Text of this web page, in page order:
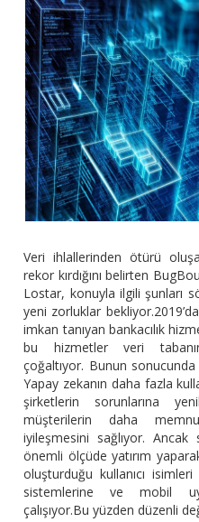
Veri ihlallerinden ötürü
rekor kırdığını belirten
Lostar, konuyla ilgili şunları
yeni zorluklar
imkan tanıyan bankacılık
bu hizmetler veri
çoğaltıyor. Bunun
Yapay zekanın daha fazla
şirketlerin sorunlarına
müşterilerin daha
iyileşmesini sağlıyor.
önemli ölçüde yatırım
oluşturduğu kullanıcı
sistemlerine ve mobil
çalışıyor.Bu yüzden düzenli